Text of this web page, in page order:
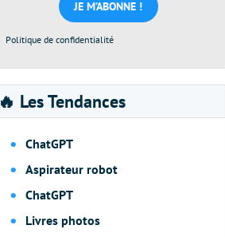
*
Politique de confidentialité
🔥 Les Tendances
ChatGPT
Aspirateur robot
ChatGPT
Livres photos